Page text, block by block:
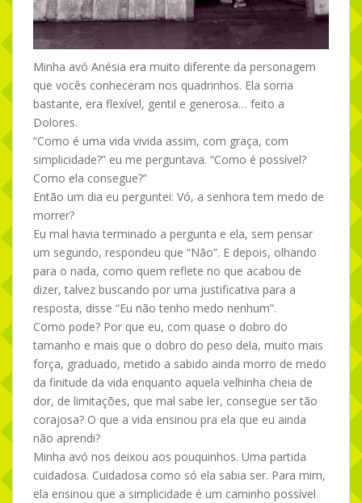
Minha avó Anésia era muito diferente da personagem
que vocês conheceram nos quadrinhos. Ela sorria
bastante, era flexível, gentil e generosa… feito a
Dolores.
“Como é uma vida vivida assim, com graça, com
simplicidade?” eu me perguntava. “Como é possível?
Como ela consegue?”
Então um dia eu perguntei: Vó, a senhora tem medo de
morrer?
Eu mal havia terminado a pergunta e ela, sem pensar
um segundo, respondeu que “Não”. E depois, olhando
para o nada, como quem reflete no que acabou de
dizer, talvez buscando por uma justificativa para a
resposta, disse “Eu não tenho medo nenhum”.
Como pode? Por que eu, com quase o dobro do
tamanho e mais que o dobro do peso dela, muito mais
força, graduado, metido a sabido ainda morro de medo
da finitude da vida enquanto aquela velhinha cheia de
dor, de limitações, que mal sabe ler, consegue ser tão
corajosa? O que a vida ensinou pra ela que eu ainda
não aprendi?
Minha avó nos deixou aos pouquinhos. Uma partida
cuidadosa. Cuidadosa como só ela sabia ser. Para mim,
ela ensinou que a simplicidade é um caminho possível